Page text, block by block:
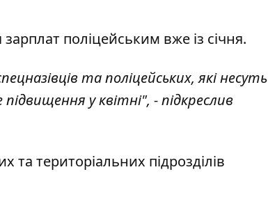
поліцейським вже із січня.
та поліцейських, які несуть
у квітні", - підкреслив
та територіальних підрозділів